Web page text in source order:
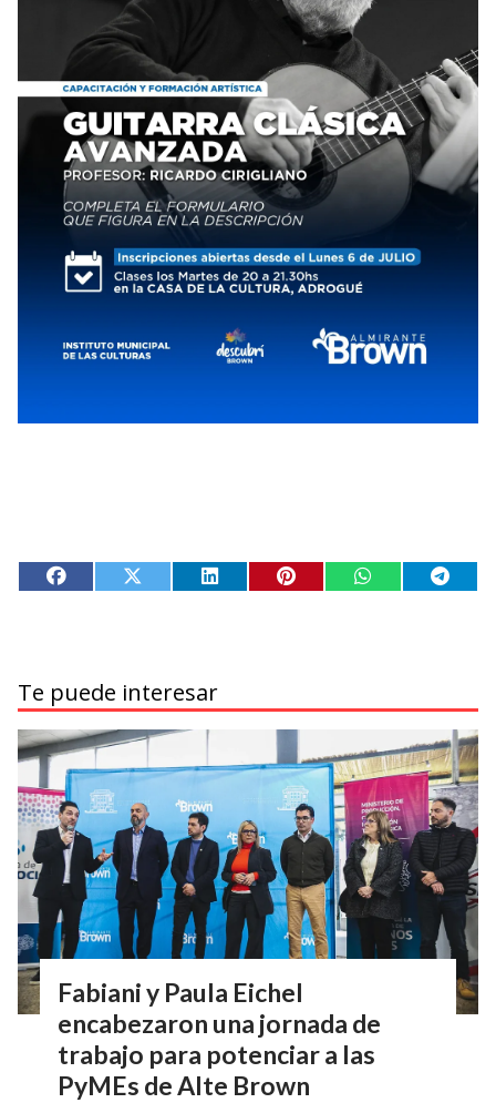
Te puede interesar
Fabiani y Paula Eichel
encabezaron una jornada de
trabajo para potenciar a las
PyMEs de Alte Brown